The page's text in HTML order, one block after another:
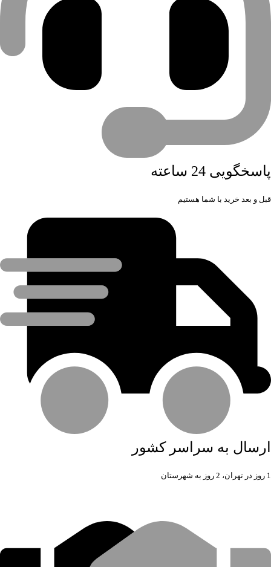
پاسخگویی 24 ساعته
قبل و بعد خرید با شما هستیم
ارسال به سراسر کشور
1 روز در تهران، 2 روز به شهرستان